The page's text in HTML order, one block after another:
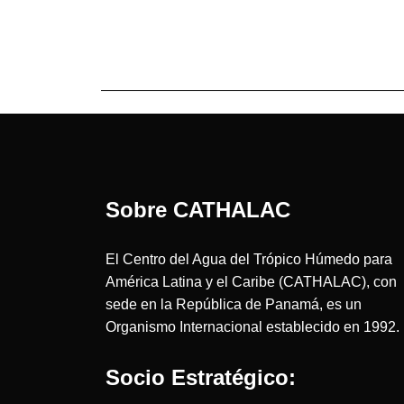
Sobre CATHALAC
El Centro del Agua del Trópico Húmedo para
América Latina y el Caribe (CATHALAC), con
sede en la República de Panamá, es un
Organismo Internacional establecido en 1992.
Socio Estratégico: